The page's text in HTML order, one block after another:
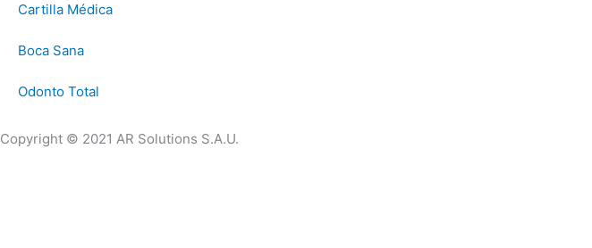
Cartilla Médica
Boca Sana
Odonto Total
Copyright © 2021 AR Solutions S.A.U.